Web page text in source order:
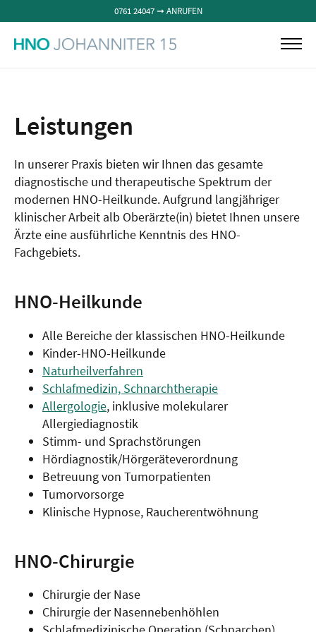
0761 24047 ➞ ANRUFEN
Die Praxis
Kontakt
Leistungen
In unserer Praxis bieten wir Ihnen das gesamte
diagnostische und therapeutische Spektrum der
modernen HNO-Heilkunde. Aufgrund langjähriger
klinischer Arbeit alb Oberärzte(in) bietet Ihnen unsere
Ärzte eine ausführliche Kenntnis des HNO-
Fachgebiets.
HNO-Heilkunde
Alle Bereiche der klassischen HNO-Heilkunde
Kinder-HNO-Heilkunde
Naturheilverfahren
Schlafmedizin, Schnarchtherapie
Allergologie, inklusive molekularer
Allergiediagnostik
Stimm- und Sprachstörungen
Hördiagnostik/Hörgeräteverordnung
Betreuung von Tumorpatienten
Tumorvorsorge
Klinische Hypnose, Raucherentwöhnung
HNO-Chirurgie
Chirurgie der Nase
Chirurgie der Nasennebenhöhlen